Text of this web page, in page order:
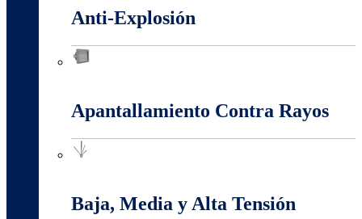
Anti-Explosión
Apantallamiento Contra Rayos
Baja, Media y Alta Tensión